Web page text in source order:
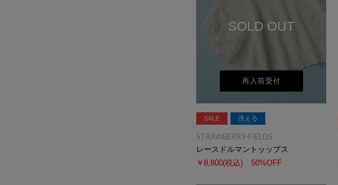
SOLD OUT
再入荷受付
SALE 洗える
STRAWBERRY-FIELDS
レースドルマントッップス
￥8,800(税込) 50%OFF